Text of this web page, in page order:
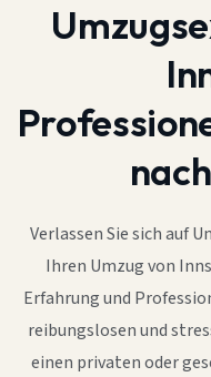
Verlassen Sie sich auf
Ihren Umzug von
Erfahrung und
reibungslosen und
einen privaten oder